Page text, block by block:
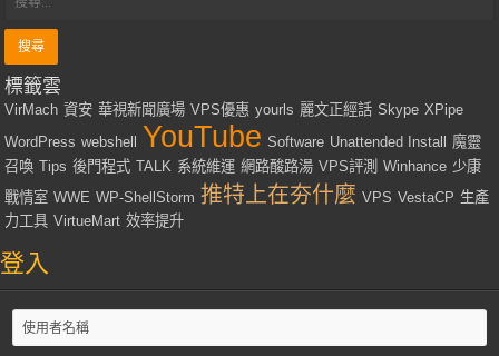
標籤雲
VirMach 資安 華視新聞廣場 VPS優惠 yourls 麗文正經話 Skype XPipe
WordPress webshell YouTube Software Unattended Install 魔靈
召喚 Tips 後門程式 TALK 系統維運 網路酸路湯 VPS評測 Winhance 少康
戰情室 WWE WP-ShellStorm 推特上在夯什麼 VPS VestaCP 生產
力工具 VirtueMart 效率提升
登入